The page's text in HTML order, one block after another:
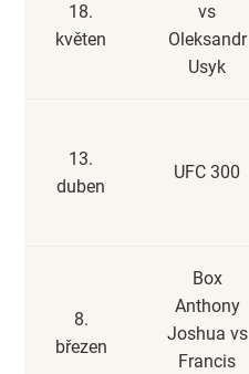
18.
květen
vs
Oleksandr
Usyk
13.
duben
UFC 300
8.
březen
Box
Anthony
Joshua vs
Francis